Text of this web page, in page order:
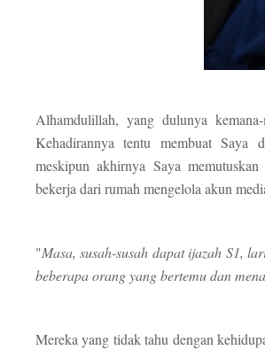
Alhamdulillah, yang dulunya
Kehadirannya tentu membuat Saya
meskipun akhirnya Saya
bekerja dari rumah mengelola akun
"Masa, susah-susah dapat ijazah S1,
beberapa orang yang bertemu dan
Mereka yang tidak tahu dengan